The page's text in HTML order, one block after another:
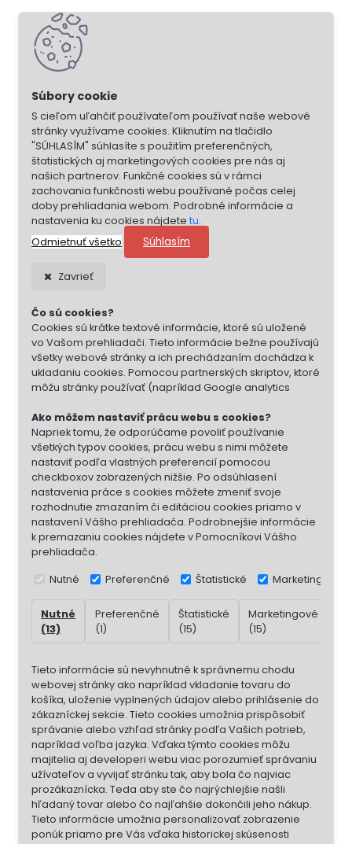
S cieľom uľahčiť používateľom používať naše webové
stránky využívame cookies. Kliknutím na tlačidlo
"SÚHLASÍM" súhlasíte s použitím preferenčných,
štatistických aj marketingových cookies pre nás aj
našich partnerov. Funkčné cookies sú v rámci
zachovania funkčnosti webu používané počas celej
doby prehliadania webom. Podrobné informácie a
nastavenia ku cookies nájdete tu.
Odmietnuť všetko
Súhlasím
Zavrieť
Čo sú cookies?
Cookies sú krátke textové informácie, ktoré sú uložené
vo Vašom prehliadači. Tieto informácie bežne používajú
všetky webové stránky a ich prechádzaním dochádza k
ukladaniu cookies. Pomocou partnerských skriptov, ktoré
môžu stránky používať (napríklad Google analytics
Ako môžem nastaviť prácu webu s cookies?
Napriek tomu, že odporúčame povoliť používanie
všetkých typov cookies, prácu webu s nimi môžete
nastaviť podľa vlastných preferencií pomocou
checkboxov zobrazených nižšie. Po odsúhlasení
nastavenia práce s cookies môžete zmeniť svoje
rozhodnutie zmazaním či editáciou cookies priamo v
nastavení Vášho prehliadača. Podrobnejšie informácie
k premazaniu cookies nájdete v Pomocníkovi Vášho
prehliadača.
Nutné Preferenčné Štatistické Marketingové
Nutné
(13)
Preferenčné
(1)
Štatistické
(15)
Marketingové
(15)
Tieto informácie sú nevyhnutné k správnemu chodu
webovej stránky ako napríklad vkladanie tovaru do
košíka, uloženie vyplnených údajov alebo prihlásenie do
zákazníckej sekcie. Tieto cookies umožnia prispôsobiť
správanie alebo vzhľad stránky podľa Vašich potrieb,
napríklad voľba jazyka. Vďaka týmto cookies môžu
majitelia aj developeri webu viac porozumieť správaniu
užívateľov a vyvijať stránku tak, aby bola čo najviac
prozákaznícka. Teda aby ste čo najrýchlejšie našli
hľadaný tovar alebo čo najľahšie dokončili jeho nákup.
Tieto informácie umožnia personalizovať zobrazenie
ponúk priamo pre Vás vďaka historickej skúsenosti